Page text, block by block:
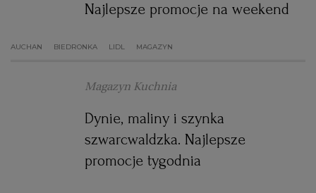
Najlepsze promocje na weekend
AUCHAN BIEDRONKA LIDL MAGAZYN
Magazyn Kuchnia
Dynie, maliny i szynka
szwarcwaldzka. Najlepsze
promocje tygodnia